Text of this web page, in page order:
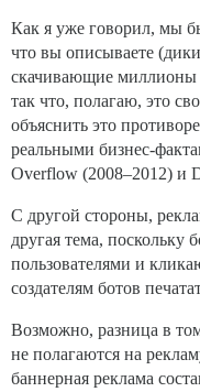
Как я уже говорил, мы
что вы описываете
скачивающие миллионы
так что, полагаю, это
объяснить это
реальными бизнес-
Overflow (2008–2012) и
С другой стороны,
другая тема, поскольку
пользователями и
создателям ботов
Возможно, разница в
не полагаются на
баннерная реклама